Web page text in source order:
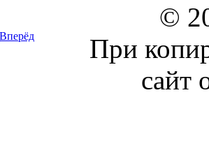
Вперёд
©
При
сайт